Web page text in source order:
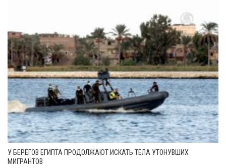
У БЕРЕГОВ ЕГИПТА ПРОДОЛЖАЮТ ИСКАТЬ ТЕЛА УТОНУВШИХ
МИГРАНТОВ